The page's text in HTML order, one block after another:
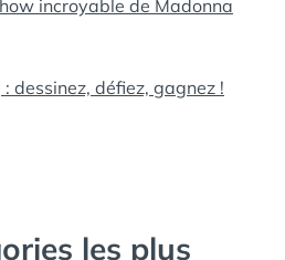
incroyable de Madonna
dessinez, défiez, gagnez !
les plus